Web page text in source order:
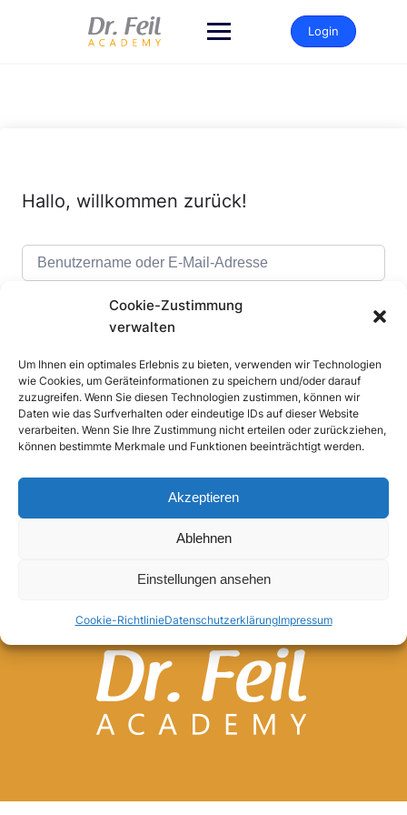
Cookie-Zustimmung
verwalten
Um Ihnen ein optimales Erlebnis zu bieten, verwenden wir Technologien
wie Cookies, um Geräteinformationen zu speichern und/oder darauf
zuzugreifen. Wenn Sie diesen Technologien zustimmen, können wir
Daten wie das Surfverhalten oder eindeutige IDs auf dieser Website
verarbeiten. Wenn Sie Ihre Zustimmung nicht erteilen oder zurückziehen,
können bestimmte Merkmale und Funktionen beeinträchtigt werden.
Akzeptieren
Ablehnen
Einstellungen ansehen
Cookie-RichtlinieDatenschutzerklärungImpressum
Login
Hallo, willkommen zurück!
Alternative:
Angemeldet bleiben Passwort vergessen?
Anmelden